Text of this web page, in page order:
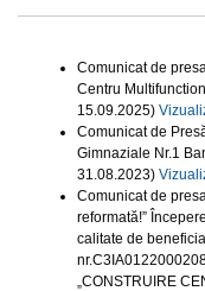
Comunicat de
Centru
15.09.2025)
Comunicat de
Gimnaziale Nr.1
31.08.2023)
Comunicat de
reformată!”
calitate de
„CONSTRUIRE